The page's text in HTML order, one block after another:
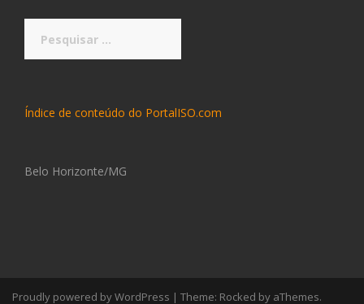
por:
Índice de conteúdo do PortalISO.com
Belo Horizonte/MG
Proudly powered by WordPress | Theme: Rocked by aThemes.